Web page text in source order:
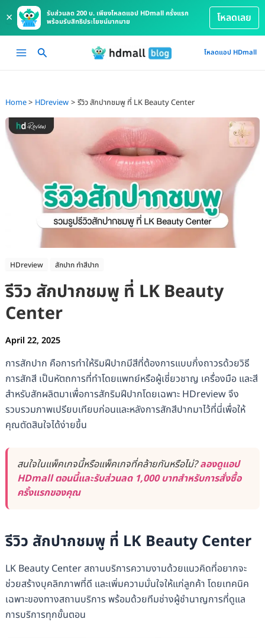
×
รับส่วนลด 200 บ. เพียงโหลดแอป HDmall ครั้งแรก
พร้อมรับสิทธิประโยชน์มากมาย
โหลดเลย
Main
โหลดแอป HDmall
Home HDreview รีวิว สักปากชมพู ที่ LK Beauty Center
HDreview สักปาก ทำสีปาก
รีวิว สักปากชมพู ที่ LK Beauty
Center
April 22, 2025
การสักปาก คือการทำให้ริมฝีปากมีสีที่ต้องการแบบกึ่งถาวรด้วยวิธี
การสักสี เป็นหัตถการที่ทำโดยแพทย์หรือผู้เชี่ยวชาญ เครื่องมือ และสี
สำหรับสักผลิตมาเพื่อการสักริมฝีปากโดยเฉพาะ HDreview จึง
รวบรวมภาพเปรียบเทียบก่อนและหลังการสักสีปากมาไว้ที่นี่เพื่อให้
คุณตัดสินใจได้ง่ายขึ้น
สนใจในแพ็คเกจนี้หรือแพ็คเกจที่คล้ายกันหรือไม่?ลองดูแอป
HDmall ตอนนี้และรับส่วนลด 1,000 บาทสำหรับการสั่งซื้อ
ครั้งแรกของคุณ
รีวิว สักปากชมพู ที่ LK Beauty Center
LK Beauty Center สถานบริการความงามด้วยแนวคิดที่อยากจะ
ช่วยสร้างบุคลิกภาพที่ดี และเพิ่มความมั่นใจให้แก่ลูกค้า โดยเทคนิค
เฉพาะของทางสถานบริการ พร้อมด้วยทีมช่างผู้ชำนาญการที่ดูแล
การบริการทุกขั้นตอน